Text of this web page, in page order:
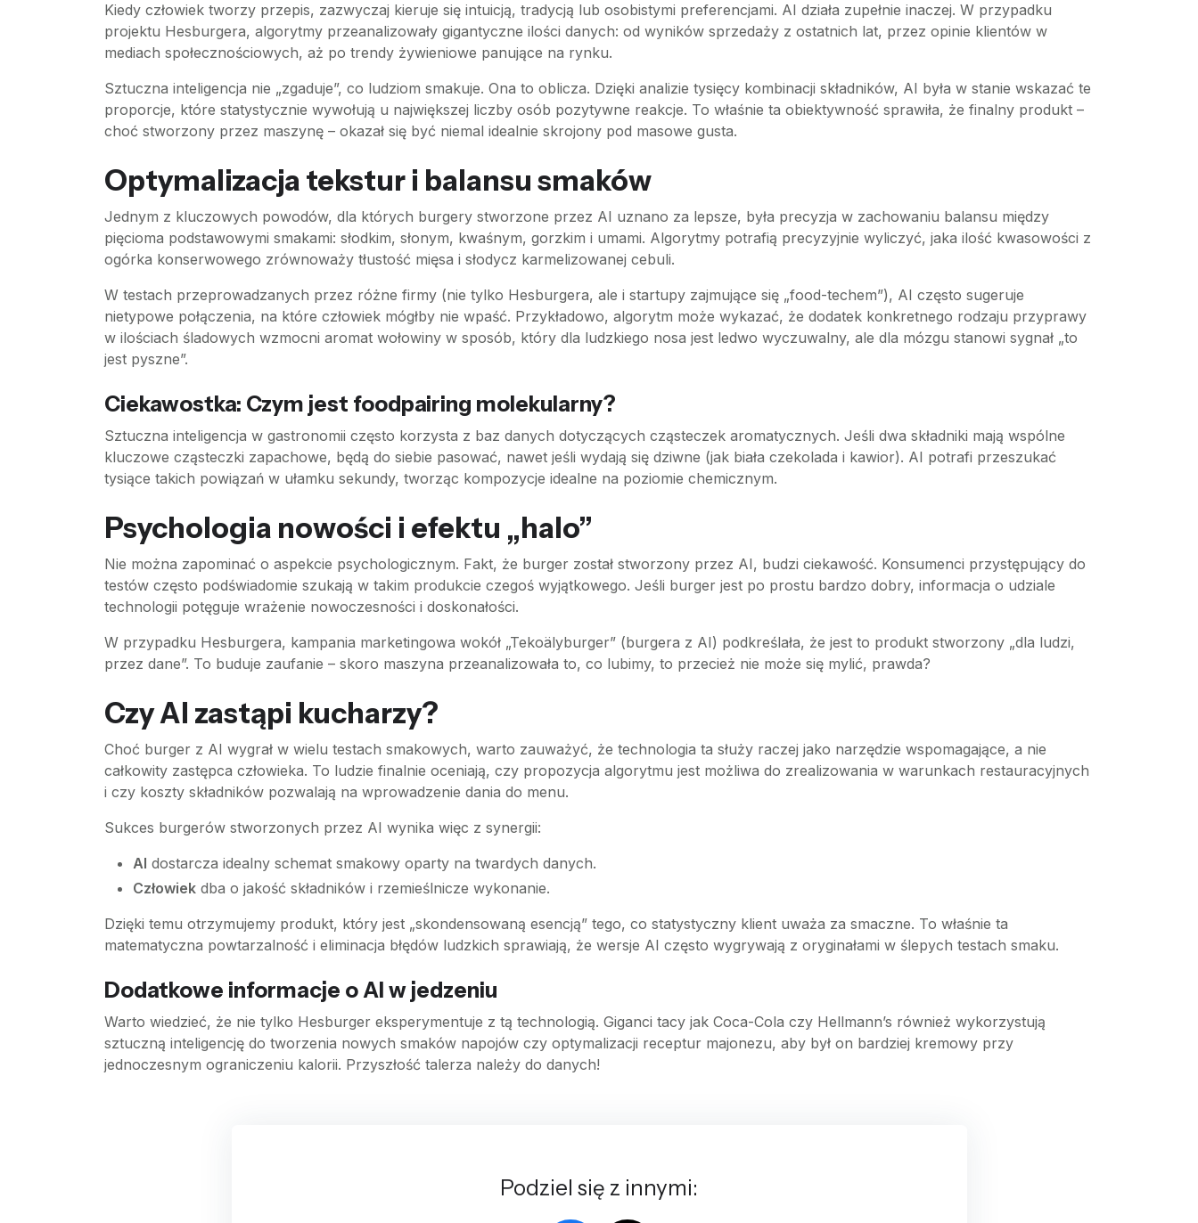
Kiedy człowiek tworzy przepis, zazwyczaj kieruje się intuicją, tradycją lub osobistymi preferencjami. AI działa zupełnie inaczej. W przypadku
projektu Hesburgera, algorytmy przeanalizowały gigantyczne ilości danych: od wyników sprzedaży z ostatnich lat, przez opinie klientów w
mediach społecznościowych, aż po trendy żywieniowe panujące na rynku.
Sztuczna inteligencja nie „zgaduje”, co ludziom smakuje. Ona to oblicza. Dzięki analizie tysięcy kombinacji składników, AI była w stanie wskazać te
proporcje, które statystycznie wywołują u największej liczby osób pozytywne reakcje. To właśnie ta obiektywność sprawiła, że finalny produkt –
choć stworzony przez maszynę – okazał się być niemal idealnie skrojony pod masowe gusta.
Optymalizacja tekstur i balansu smaków
Jednym z kluczowych powodów, dla których burgery stworzone przez AI uznano za lepsze, była precyzja w zachowaniu balansu między
pięcioma podstawowymi smakami: słodkim, słonym, kwaśnym, gorzkim i umami. Algorytmy potrafią precyzyjnie wyliczyć, jaka ilość kwasowości z
ogórka konserwowego zrównoważy tłustość mięsa i słodycz karmelizowanej cebuli.
W testach przeprowadzanych przez różne firmy (nie tylko Hesburgera, ale i startupy zajmujące się „food-techem”), AI często sugeruje
nietypowe połączenia, na które człowiek mógłby nie wpaść. Przykładowo, algorytm może wykazać, że dodatek konkretnego rodzaju przyprawy
w ilościach śladowych wzmocni aromat wołowiny w sposób, który dla ludzkiego nosa jest ledwo wyczuwalny, ale dla mózgu stanowi sygnał „to
jest pyszne”.
Ciekawostka: Czym jest foodpairing molekularny?
Sztuczna inteligencja w gastronomii często korzysta z baz danych dotyczących cząsteczek aromatycznych. Jeśli dwa składniki mają wspólne
kluczowe cząsteczki zapachowe, będą do siebie pasować, nawet jeśli wydają się dziwne (jak biała czekolada i kawior). AI potrafi przeszukać
tysiące takich powiązań w ułamku sekundy, tworząc kompozycje idealne na poziomie chemicznym.
Psychologia nowości i efektu „halo”
Nie można zapominać o aspekcie psychologicznym. Fakt, że burger został stworzony przez AI, budzi ciekawość. Konsumenci przystępujący do
testów często podświadomie szukają w takim produkcie czegoś wyjątkowego. Jeśli burger jest po prostu bardzo dobry, informacja o udziale
technologii potęguje wrażenie nowoczesności i doskonałości.
W przypadku Hesburgera, kampania marketingowa wokół „Tekoälyburger” (burgera z AI) podkreślała, że jest to produkt stworzony „dla ludzi,
przez dane”. To buduje zaufanie – skoro maszyna przeanalizowała to, co lubimy, to przecież nie może się mylić, prawda?
Czy AI zastąpi kucharzy?
Choć burger z AI wygrał w wielu testach smakowych, warto zauważyć, że technologia ta służy raczej jako narzędzie wspomagające, a nie
całkowity zastępca człowieka. To ludzie finalnie oceniają, czy propozycja algorytmu jest możliwa do zrealizowania w warunkach restauracyjnych
i czy koszty składników pozwalają na wprowadzenie dania do menu.
Sukces burgerów stworzonych przez AI wynika więc z synergii:
AI dostarcza idealny schemat smakowy oparty na twardych danych.
Człowiek dba o jakość składników i rzemieślnicze wykonanie.
Dzięki temu otrzymujemy produkt, który jest „skondensowaną esencją” tego, co statystyczny klient uważa za smaczne. To właśnie ta
matematyczna powtarzalność i eliminacja błędów ludzkich sprawiają, że wersje AI często wygrywają z oryginałami w ślepych testach smaku.
Dodatkowe informacje o AI w jedzeniu
Warto wiedzieć, że nie tylko Hesburger eksperymentuje z tą technologią. Giganci tacy jak Coca-Cola czy Hellmann’s również wykorzystują
sztuczną inteligencję do tworzenia nowych smaków napojów czy optymalizacji receptur majonezu, aby był on bardziej kremowy przy
jednoczesnym ograniczeniu kalorii. Przyszłość talerza należy do danych!
Podziel się z innymi: